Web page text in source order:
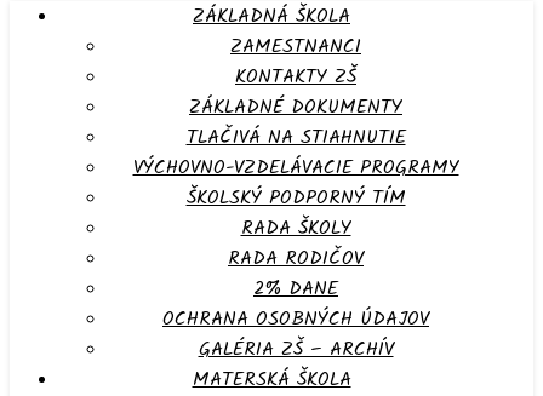
ZÁKLADNÁ ŠKOLA
ZAMESTNANCI
KONTAKTY ZŠ
ZÁKLADNÉ DOKUMENTY
TLAČIVÁ NA STIAHNUTIE
VÝCHOVNO-VZDELÁVACIE PROGRAMY
ŠKOLSKÝ PODPORNÝ TÍM
RADA ŠKOLY
RADA RODIČOV
2% DANE
OCHRANA OSOBNÝCH ÚDAJOV
GALÉRIA ZŠ – ARCHÍV
MATERSKÁ ŠKOLA